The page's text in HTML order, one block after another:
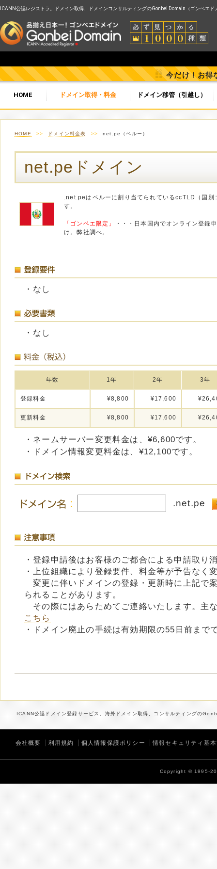
ICANN公認レジストラ。ドメイン取得、ドメインコンサルティングのGonbei Domain（ゴンベエド
今だけ！お得
HOME ドメイン取得・料金 ドメイン移管（引越し）
HOME >> ドメイン料金表 >> net.pe（ペルー）
net.peドメイン
.net.peはペルーに割り当てられているccTLD（国
す。
「ゴンベエ限定」
・・・日本国内でオンライン登録
け。弊社調べ。
・なし
・なし
年数 1年 2年 3年
登録料金 ¥8,800 ¥17,600
更新料金 ¥8,800 ¥17,600
・ネームサーバー変更料金は、¥6,600です。
・ドメイン情報変更料金は、¥12,100です。
.net.pe
・登録申請後はお客様のご都合による申請取り
・上位組織により登録要件、料金等が予告なく
変更に伴いドメインの登録・更新時に上記で
られることがあります。
その際にはあらためてご連絡いたします。主
こちら
・ドメイン廃止の手続は有効期限の55日前まで
ICANN公認ドメイン登録サービス。海外ドメイン取得、コンサルティングの
会社概要 利用規約 個人情報保護ポリシー 情報セキュリティ基
Copyright © 1995-